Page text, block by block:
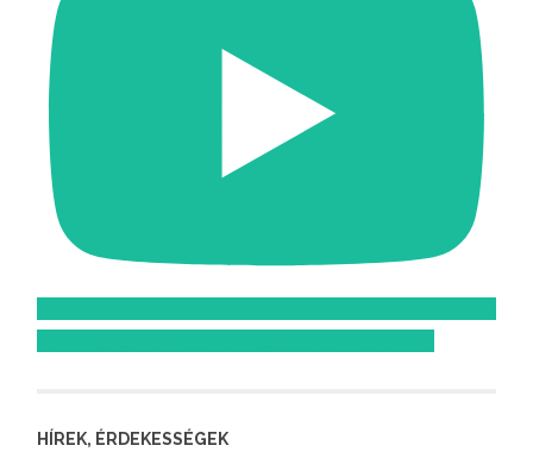
HÍREK, ÉRDEKESSÉGEK